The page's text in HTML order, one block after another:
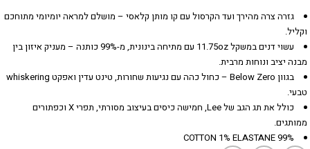
גזרה צרה מהירך ועד הקרסול עם קו מותן קלאסי – מושלם למראה יומיומי מתוחכם
וקליל.
עשוי דנים במשקל 11.75oz עם מתיחה בינונית, מ-99% כותנה – מעניק איזון בין
מבנה יציב ונוחות מרבית.
בגוון Below Zero – כחול כהה עם נגיעות שחורות, טינט עדין ואפקט whiskering
טבעי.
כולל את תג הגב של Lee, חמישה כיסים בעיצוב מסורתי, תפרי X וכפתורים
ממותגים.
99% COTTON 1% ELASTANE